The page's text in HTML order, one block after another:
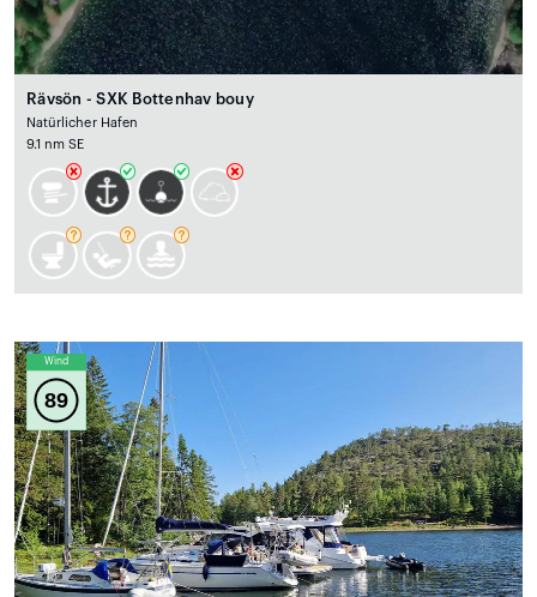
Rävsön - SXK Bottenhav bouy
Natürlicher Hafen
9.1 nm SE
Wind
89